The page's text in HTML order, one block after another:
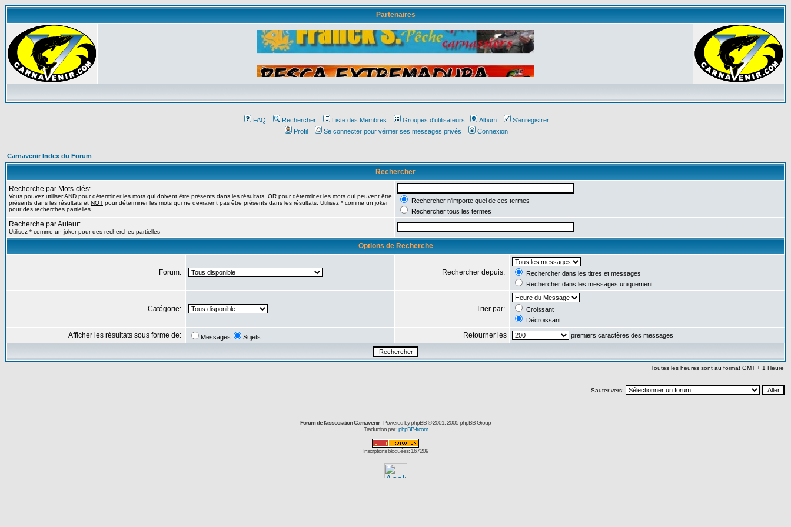
Partenaires
Affichez votre bannière ici
FAQ Rechercher Liste des Membres Groupes d'utilisateurs Album
S'enregistrer
Profil
Se connecter pour vérifier ses messages privés Connexion
Carnavenir Index du Forum
Rechercher
Recherche par Mots-clés:
Vous pouvez utiliserAND pour déterminer les mots qui doivent être présents dans les résultats, OR pour déterminer les mots qui peuvent être
présents dans les résultats et NOT pour déterminer les mots qui ne devraient pas être présents dans les résultats. Utilisez * comme un joker
pour des recherches partielles
Rechercher n'importe quel de ces termes
Rechercher tous les termes
Recherche par Auteur:
Utilisez * comme un joker pour des recherches partielles
Options de Recherche
Forum: Rechercher depuis:
Rechercher dans les titres et messages
Rechercher dans les messages uniquement
Catégorie: Trier par:
Croissant
Décroissant
Afficher les résultats sous forme de: Messages Sujets Retourner les premiers caractères des messages
Toutes les heures sont au format GMT + 1 Heure
Sauter vers:
Forum de l'association Carnavenir- Powered byphpBB© 2001, 2005 phpBB Group
Traduction par :phpBB-fr.com
Inscriptions bloquées: 167209